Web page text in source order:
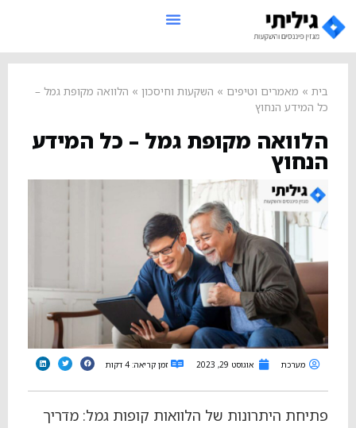
בית » מאמרים וטיפים » השקעות וחיסכון » הלוואה מקופת גמל –
כל המידע הנחוץ
הלוואה מקופת גמל – כל המידע
הנחוץ
מערכת אוגוסט 29, 2023 זמן קריאה: 4 דקות
פתיחת היתרונות של הלוואות קופות גמל: מדריך